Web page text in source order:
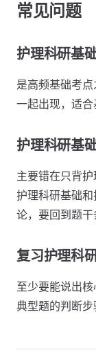
常见问题
护理科研基
是高频基础考
一起出现，适合
护理科研基
主要错在只背
护理科研基础
论，要回到题干
复习护理科
至少要能说出
典型题的判断步